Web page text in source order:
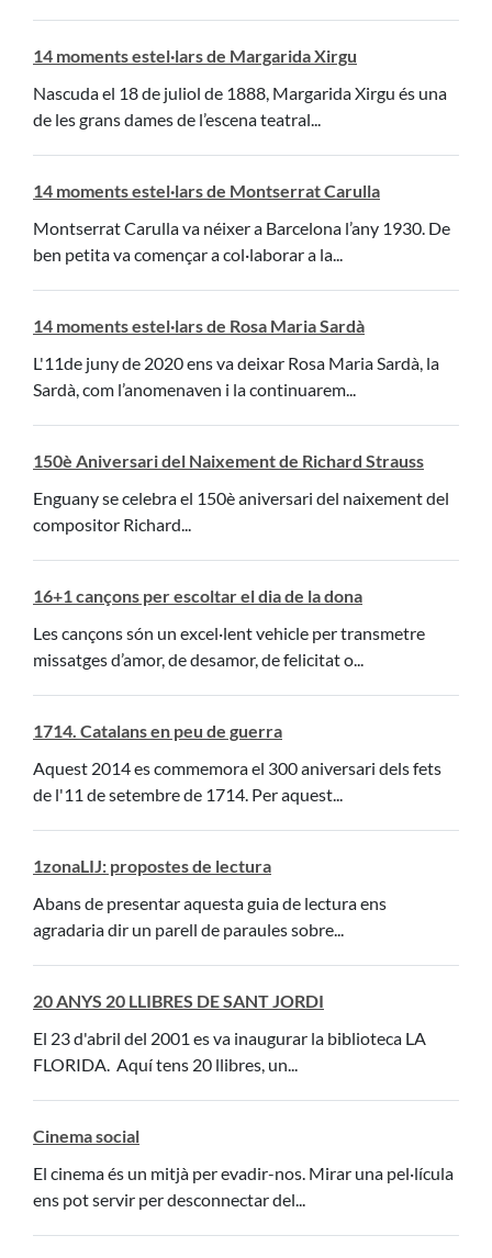
14 moments estel·lars de Margarida Xirgu
Nascuda el 18 de juliol de 1888, Margarida Xirgu és una
de les grans dames de l’escena teatral...
14 moments estel·lars de Montserrat Carulla
Montserrat Carulla va néixer a Barcelona l’any 1930. De
ben petita va començar a col·laborar a la...
14 moments estel·lars de Rosa Maria Sardà
L'11de juny de 2020 ens va deixar Rosa Maria Sardà, la
Sardà, com l’anomenaven i la continuarem...
150è Aniversari del Naixement de Richard Strauss
Enguany se celebra el 150è aniversari del naixement del
compositor Richard...
16+1 cançons per escoltar el dia de la dona
Les cançons són un excel·lent vehicle per transmetre
missatges d’amor, de desamor, de felicitat o...
1714. Catalans en peu de guerra
Aquest 2014 es commemora el 300 aniversari dels fets
de l'11 de setembre de 1714. Per aquest...
1zonaLIJ: propostes de lectura
Abans de presentar aquesta guia de lectura ens
agradaria dir un parell de paraules sobre...
20 ANYS 20 LLIBRES DE SANT JORDI
El 23 d'abril del 2001 es va inaugurar la biblioteca LA
FLORIDA. Aquí tens 20 llibres, un...
Cinema social
El cinema és un mitjà per evadir-nos. Mirar una pel·lícula
ens pot servir per desconnectar del...